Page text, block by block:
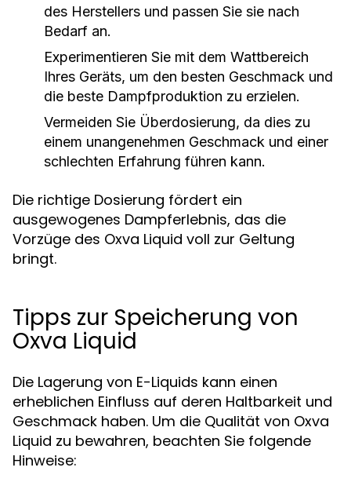
des Herstellers und passen Sie sie nach
Bedarf an.
Experimentieren Sie mit dem Wattbereich
Ihres Geräts, um den besten Geschmack und
die beste Dampfproduktion zu erzielen.
Vermeiden Sie Überdosierung, da dies zu
einem unangenehmen Geschmack und einer
schlechten Erfahrung führen kann.
Die richtige Dosierung fördert ein
ausgewogenes Dampferlebnis, das die
Vorzüge des Oxva Liquid voll zur Geltung
bringt.
Tipps zur Speicherung von
Oxva Liquid
Die Lagerung von E-Liquids kann einen
erheblichen Einfluss auf deren Haltbarkeit und
Geschmack haben. Um die Qualität von Oxva
Liquid zu bewahren, beachten Sie folgende
Hinweise: